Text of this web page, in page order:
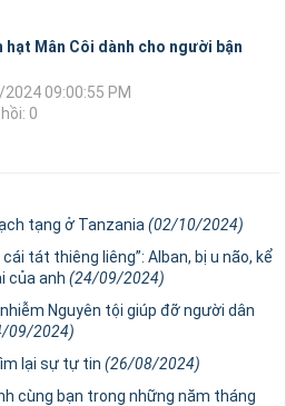
hạt Mân Côi dành cho người bận
09:00:55 PM
0
tạng ở Tanzania (02/10/2024)
tát thiêng liêng”: Alban, bị u não, kể
của anh (24/09/2024)
Nguyên tội giúp đỡ người dân
09/2024)
lại sự tự tin (26/08/2024)
cùng bạn trong những năm tháng